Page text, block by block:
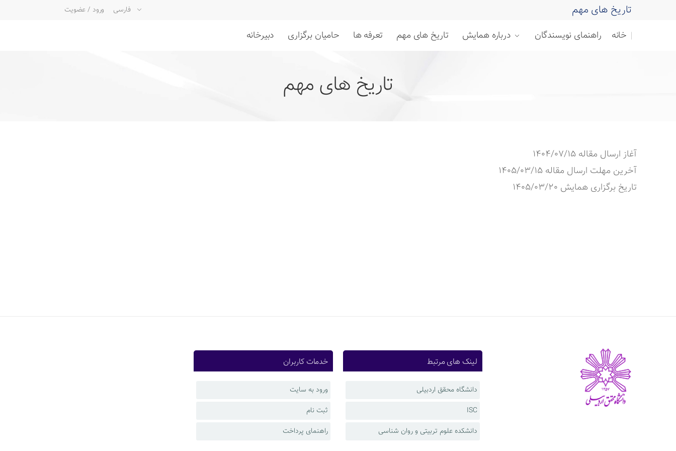
تاریخ های مهم فارسی ورود / عضویت
خانه راهنمای نویسندگان درباره همایش تاریخ های مهم تعرفه ها حامیان برگزاری دبیرخانه
تاریخ های مهم
آغاز ارسال مقاله 1404/07/15
آخرین مهلت ارسال مقاله 1405/03/15
تاریخ برگزاری همایش 1405/03/20
لینک های مرتبط
دانشگاه محقق اردبیلی
ISC
دانشکده علوم تربیتی و روان شناسی
خدمات کاربران
ورود به سایت
ثبت نام
راهنمای پرداخت